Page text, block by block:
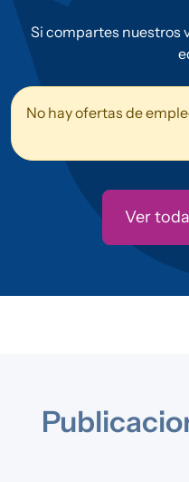
Si compartes nuestros
No hay ofertas de
Ver